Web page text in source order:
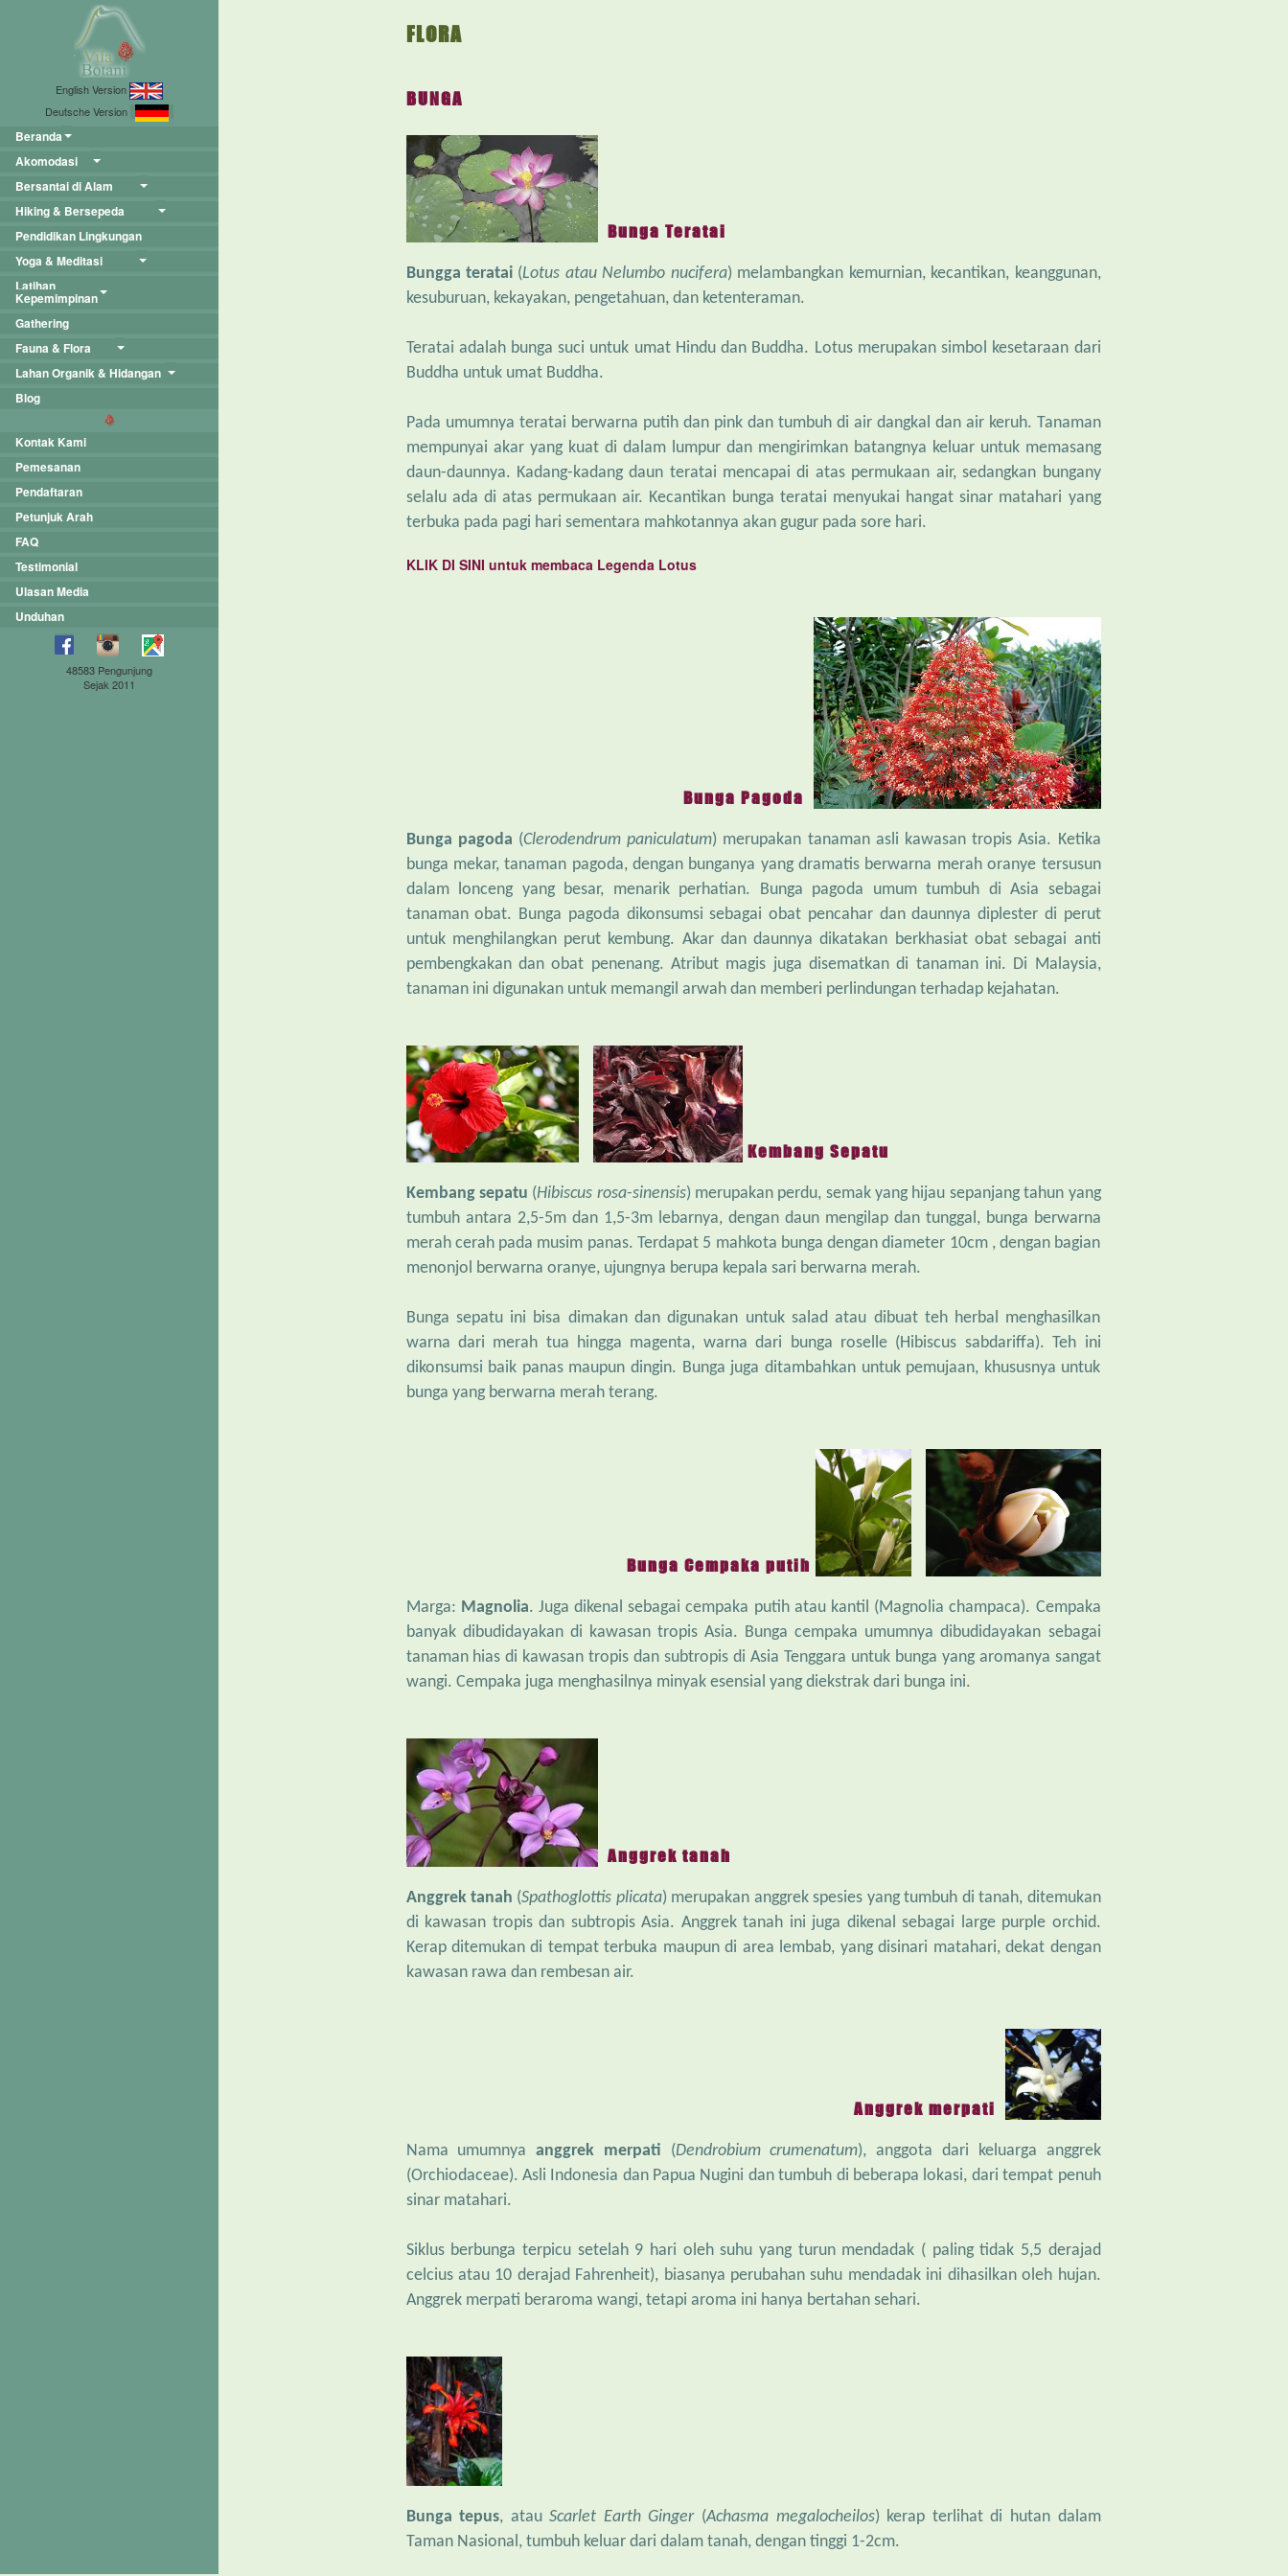
English Version
Deutsche Version
Beranda
Akomodasi
Bersantai di Alam
Hiking & Bersepeda
Pendidikan Lingkungan
Yoga & Meditasi
Latihan
Kepemimpinan
Gathering
Fauna & Flora
Lahan Organik & Hidangan
Blog
Kontak Kami
Pemesanan
Pendaftaran
Petunjuk Arah
FAQ
Testimonial
Ulasan Media
Unduhan
48583 Pengunjung
Sejak 2011
FLORA
BUNGA
Bunga Teratai
Bungga teratai(Lotus atau Nelumbo nucifera) melambangkan kemurnian, kecantikan, keanggunan,
kesuburuan, kekayakan, pengetahuan, dan ketenteraman.
Teratai adalah bunga suci untuk umat Hindu dan Buddha. Lotus merupakan simbol kesetaraan dari
Buddha untuk umat Buddha.
Pada umumnya teratai berwarna putih dan pink dan tumbuh di air dangkal dan air keruh. Tanaman
mempunyai akar yang kuat di dalam lumpur dan mengirimkan batangnya keluar untuk memasang
daun-daunnya. Kadang-kadang daun teratai mencapai di atas permukaan air, sedangkan bungany
selalu ada di atas permukaan air. Kecantikan bunga teratai menyukai hangat sinar matahari yang
terbuka pada pagi hari sementara mahkotannya akan gugur pada sore hari.
KLIK DI SINI untuk membaca Legenda Lotus
Bunga Pagoda
Bunga pagoda (Clerodendrum paniculatum) merupakan tanaman asli kawasan tropis Asia. Ketika
bunga mekar, tanaman pagoda, dengan bunganya yang dramatis berwarna merah oranye tersusun
dalam lonceng yang besar, menarik perhatian. Bunga pagoda umum tumbuh di Asia sebagai
tanaman obat. Bunga pagoda dikonsumsi sebagai obat pencahar dan daunnya diplester di perut
untuk menghilangkan perut kembung. Akar dan daunnya dikatakan berkhasiat obat sebagai anti
pembengkakan dan obat penenang. Atribut magis juga disematkan di tanaman ini. Di Malaysia,
tanaman ini digunakan untuk memangil arwah dan memberi perlindungan terhadap kejahatan.
Kembang Sepatu
Kembang sepatu (Hibiscus rosa-sinensis) merupakan perdu, semak yang hijau sepanjang tahun yang
tumbuh antara 2,5-5m dan 1,5-3m lebarnya, dengan daun mengilap dan tunggal, bunga berwarna
merah cerah pada musim panas. Terdapat 5 mahkota bunga dengan diameter 10cm , dengan bagian
menonjol berwarna oranye, ujungnya berupa kepala sari berwarna merah.
Bunga sepatu ini bisa dimakan dan digunakan untuk salad atau dibuat teh herbal menghasilkan
warna dari merah tua hingga magenta, warna dari bunga roselle (Hibiscus sabdariffa). Teh ini
dikonsumsi baik panas maupun dingin. Bunga juga ditambahkan untuk pemujaan, khususnya untuk
bunga yang berwarna merah terang.
Bunga Cempaka putih
Marga: Magnolia. Juga dikenal sebagai cempaka putih atau kantil (Magnolia champaca). Cempaka
banyak dibudidayakan di kawasan tropis Asia. Bunga cempaka umumnya dibudidayakan sebagai
tanaman hias di kawasan tropis dan subtropis di Asia Tenggara untuk bunga yang aromanya sangat
wangi. Cempaka juga menghasilnya minyak esensial yang diekstrak dari bunga ini.
Anggrek tanah
Anggrek tanah (Spathoglottis plicata) merupakan anggrek spesies yang tumbuh di tanah, ditemukan
di kawasan tropis dan subtropis Asia. Anggrek tanah ini juga dikenal sebagai large purple orchid.
Kerap ditemukan di tempat terbuka maupun di area lembab, yang disinari matahari, dekat dengan
kawasan rawa dan rembesan air.
Anggrek merpati
Nama umumnyaanggrek merpati (Dendrobium crumenatum), anggota dari keluarga anggrek
(Orchiodaceae). Asli Indonesia dan Papua Nugini dan tumbuh di beberapa lokasi, dari tempat penuh
sinar matahari.
Siklus berbunga terpicu setelah 9 hari oleh suhu yang turun mendadak ( paling tidak 5,5 derajad
celcius atau 10 derajad Fahrenheit), biasanya perubahan suhu mendadak ini dihasilkan oleh hujan.
Anggrek merpati beraroma wangi, tetapi aroma ini hanya bertahan sehari.
Bunga tepus, atauScarlet Earth Ginger(Achasma megalocheilos) kerap terlihat di hutan dalam
Taman Nasional, tumbuh keluar dari dalam tanah, dengan tinggi 1-2cm.